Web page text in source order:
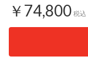
￥74,800 税込